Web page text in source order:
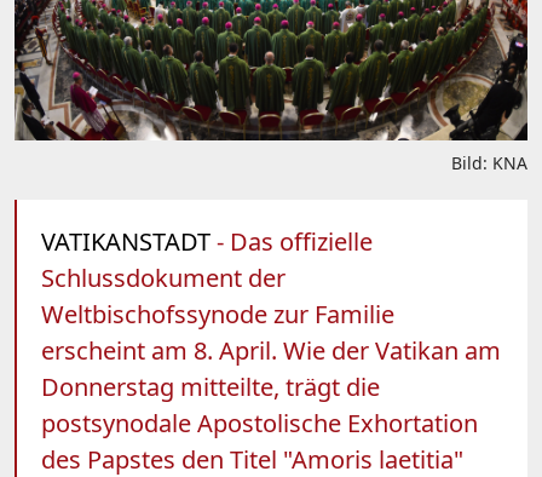
Bild: KNA
VATIKANSTADT- Das offizielle
Schlussdokument der
Weltbischofssynode zur Familie
erscheint am 8. April. Wie der Vatikan am
Donnerstag mitteilte, trägt die
postsynodale Apostolische Exhortation
des Papstes den Titel "Amoris laetitia"